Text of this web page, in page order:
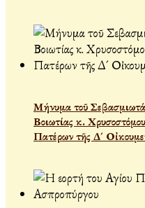
Μήνυμα τοῦ
Βοιωτίας κ.
Πατέρων τῆς Δ´